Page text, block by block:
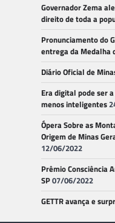
Governador Zema
direito de toda a
Pronunciamento do
entrega da Medalha
Diário Oficial de
Era digital pode ser
menos inteligentes
Ópera Sobre as
Origem de Minas
12/06/2022
Prêmio Consciência
SP07/06/2022
GETTR avança e